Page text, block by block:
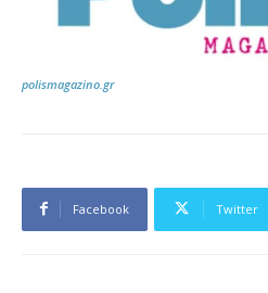
polismagazino.gr
Facebook Twitter